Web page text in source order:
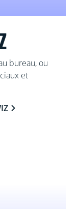
bureau, ou
et